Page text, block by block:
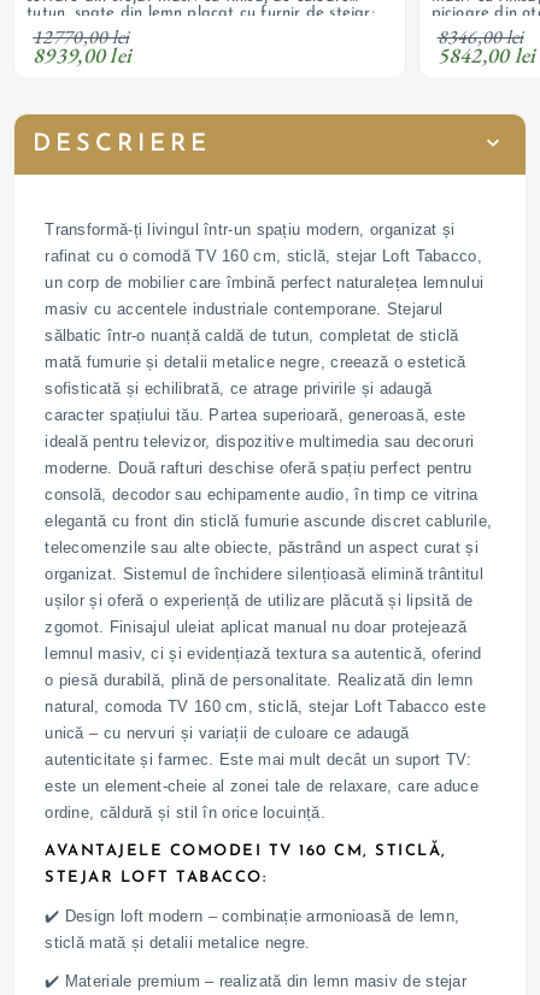
tutun, spate din lemn placat cu furnir de stejar;
fronturi uși din sticlă mată; bază cu 4 picioare din
oțel vopsit negru
12770,00 lei
8939,00 lei
picioare din
ușă cu sticlă
8346,00 lei
5842,00 lei
DESCRIERE
Transformă-ți livingul într-un spațiu modern, organizat și
rafinat cu o comodă TV 160 cm, sticlă, stejar Loft Tabacco,
un corp de mobilier care îmbină perfect naturalețea lemnului
masiv cu accentele industriale contemporane. Stejarul
sălbatic într-o nuanță caldă de tutun, completat de sticlă
mată fumurie și detalii metalice negre, creează o estetică
sofisticată și echilibrată, ce atrage privirile și adaugă
caracter spațiului tău. Partea superioară, generoasă, este
ideală pentru televizor, dispozitive multimedia sau decoruri
moderne. Două rafturi deschise oferă spațiu perfect pentru
consolă, decodor sau echipamente audio, în timp ce vitrina
elegantă cu front din sticlă fumurie ascunde discret cablurile,
telecomenzile sau alte obiecte, păstrând un aspect curat și
organizat. Sistemul de închidere silențioasă elimină trântitul
ușilor și oferă o experiență de utilizare plăcută și lipsită de
zgomot. Finisajul uleiat aplicat manual nu doar protejează
lemnul masiv, ci și evidențiază textura sa autentică, oferind
o piesă durabilă, plină de personalitate. Realizată din lemn
natural, comoda TV 160 cm, sticlă, stejar Loft Tabacco este
unică – cu nervuri și variații de culoare ce adaugă
autenticitate și farmec. Este mai mult decât un suport TV:
este un element-cheie al zonei tale de relaxare, care aduce
ordine, căldură și stil în orice locuință.
AVANTAJELE COMODEI TV 160 CM, STICLĂ,
STEJAR LOFT TABACCO:
✔️ Design loft modern – combinație armonioasă de lemn,
sticlă mată și detalii metalice negre.
✔️ Materiale premium – realizată din lemn masiv de stejar